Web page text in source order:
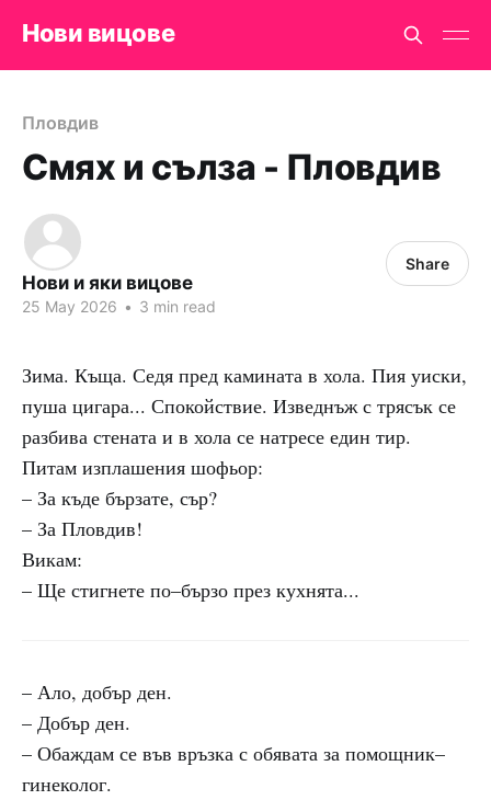
Нови вицове
Пловдив
Смях и сълза - Пловдив
Нови и яки вицове
25 May 2026 • 3 min read
Share
Зима. Къща. Седя пред камината в хола. Пия уиски,
пуша цигара... Спокойствие. Изведнъж с трясък се
разбива стената и в хола се натресе един тир.
Питам изплашения шофьор:
– За къде бързате, сър?
– За Пловдив!
Викам:
– Ще стигнете по–бързо през кухнята...
– Ало, добър ден.
– Добър ден.
– Обаждам се във връзка с обявата за помощник–
гинеколог.